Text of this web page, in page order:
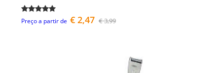
Preço a partir de € 2,47 € 3,99